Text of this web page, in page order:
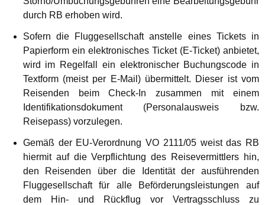
durch RB erhoben wird.
Sofern die Fluggesellschaft anstelle eines Tickets in
Papierform ein elektronisches Ticket (E-Ticket) anbietet,
wird im Regelfall ein elektronischer Buchungscode in
Textform (meist per E-Mail) übermittelt. Dieser ist vom
Reisenden beim Check-In zusammen mit einem
Identifikationsdokument (Personalausweis bzw.
Reisepass) vorzulegen.
Gemäß der EU-Verordnung VO 2111/05 weist das RB
hiermit auf die Verpflichtung des Reisevermittlers hin,
den Reisenden über die Identität der ausführenden
Fluggesellschaft für alle Beförderungsleistungen auf
dem Hin- und Rückflug vor Vertragsschluss zu